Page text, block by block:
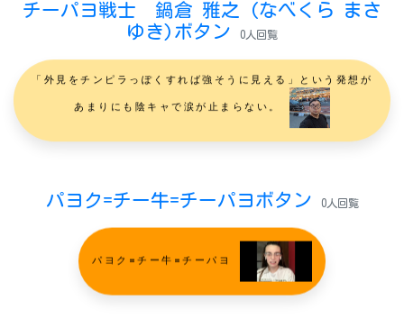
チーパヨ戦士 鍋倉 雅之 (なべくら まさ
ゆき)ボタン
0人回覧
「外見をチンピラっぽくすれば強そうに見える」という発想が
あまりにも陰キャで涙が止まらない。
パヨク=チー牛=チーパヨボタン 0人回覧
パヨク=チー牛=チーパヨ